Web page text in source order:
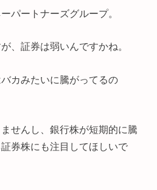
パートナーズグループ。
、証券は弱いんですかね。
カみたいに騰がってるの
せんし、銀行株が短期的に騰
券株にも注目してほしいで